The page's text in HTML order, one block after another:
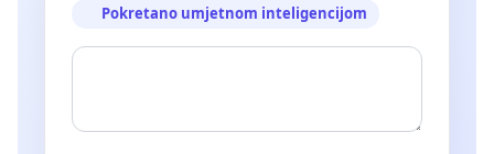
Pokretano umjetnom inteligencijom